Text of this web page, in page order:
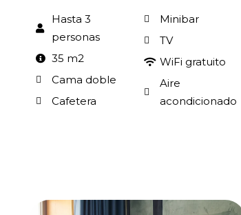
Hasta 3
personas
35 m2
Cama doble
Cafetera
Minibar
TV
WiFi gratuito
Aire
acondicionado